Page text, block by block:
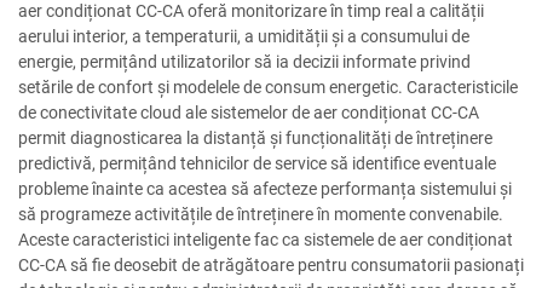
aer condiționat CC-CA oferă monitorizare în timp real a calității
aerului interior, a temperaturii, a umidității și a consumului de
energie, permițând utilizatorilor să ia decizii informate privind
setările de confort și modelele de consum energetic. Caracteristicile
de conectivitate cloud ale sistemelor de aer condiționat CC-CA
permit diagnosticarea la distanță și funcționalități de întreținere
predictivă, permițând tehnicilor de service să identifice eventuale
probleme înainte ca acestea să afecteze performanța sistemului și
să programeze activitățile de întreținere în momente convenabile.
Aceste caracteristici inteligente fac ca sistemele de aer condiționat
CC-CA să fie deosebit de atrăgătoare pentru consumatorii pasionați